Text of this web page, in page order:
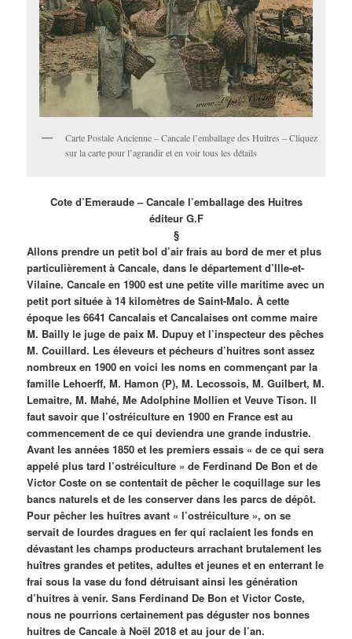
Carte Postale Ancienne – Cancale l’emballage des Huitres – Cliquez
sur la carte pour l’agrandir et en voir tous les détails
Cote d’Emeraude – Cancale l’emballage des Huitres
éditeur G.F
§
Allons prendre un petit bol d’air frais au bord de mer et plus
particulièrement à Cancale, dans le département d’Ille-et-
Vilaine. Cancale en 1900 est une petite ville maritime avec un
petit port située à 14 kilomètres de Saint-Malo. À cette
époque les 6641 Cancalais et Cancalaises ont comme maire
M. Bailly le juge de paix M. Dupuy et l’inspecteur des pêches
M. Couillard. Les éleveurs et pécheurs d’huitres sont assez
nombreux en 1900 en voici les noms en commençant par la
famille Lehoerff, M. Hamon (P), M. Lecossois, M. Guilbert, M.
Lemaitre, M. Mahé, Me Adolphine Mollien et Veuve Tison. Il
faut savoir que l’ostréiculture en 1900 en France est au
commencement de ce qui deviendra une grande industrie.
Avant les années 1850 et les premiers essais « de ce qui sera
appelé plus tard l’ostréiculture » de Ferdinand De Bon et de
Victor Coste on se contentait de pêcher le coquillage sur les
bancs naturels et de les conserver dans les parcs de dépôt.
Pour pêcher les huîtres avant « l’ostréiculture », on se
servait de lourdes dragues en fer qui raclaient les fonds en
dévastant les champs producteurs arrachant brutalement les
huîtres grandes et petites, adultes et jeunes et en enterrant le
frai sous la vase du fond détruisant ainsi les génération
d’huitres à venir. Sans Ferdinand De Bon et Victor Coste,
nous ne pourrions certainement pas déguster nos bonnes
huitres de Cancale à Noël 2018 et au jour de l’an.